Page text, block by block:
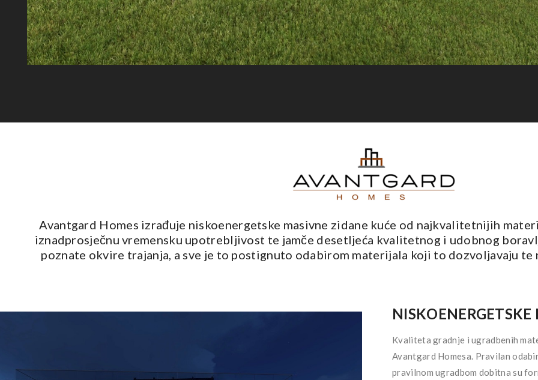
Avantgard Homes izrađuje niskoenergetske masivne zidane kuće od najkvalitetnijih
iznadprosječnu vremensku upotrebljivost te jamče desetljeća kvalitetnog i udobnog
poznate okvire trajanja, a sve je to postignuto odabirom materijala koji to dozvoljavaju te
Kvaliteta gradnje i ugradbenih
Avantgard Homesa. Pravilan
pravilnom ugradbom dobitna su